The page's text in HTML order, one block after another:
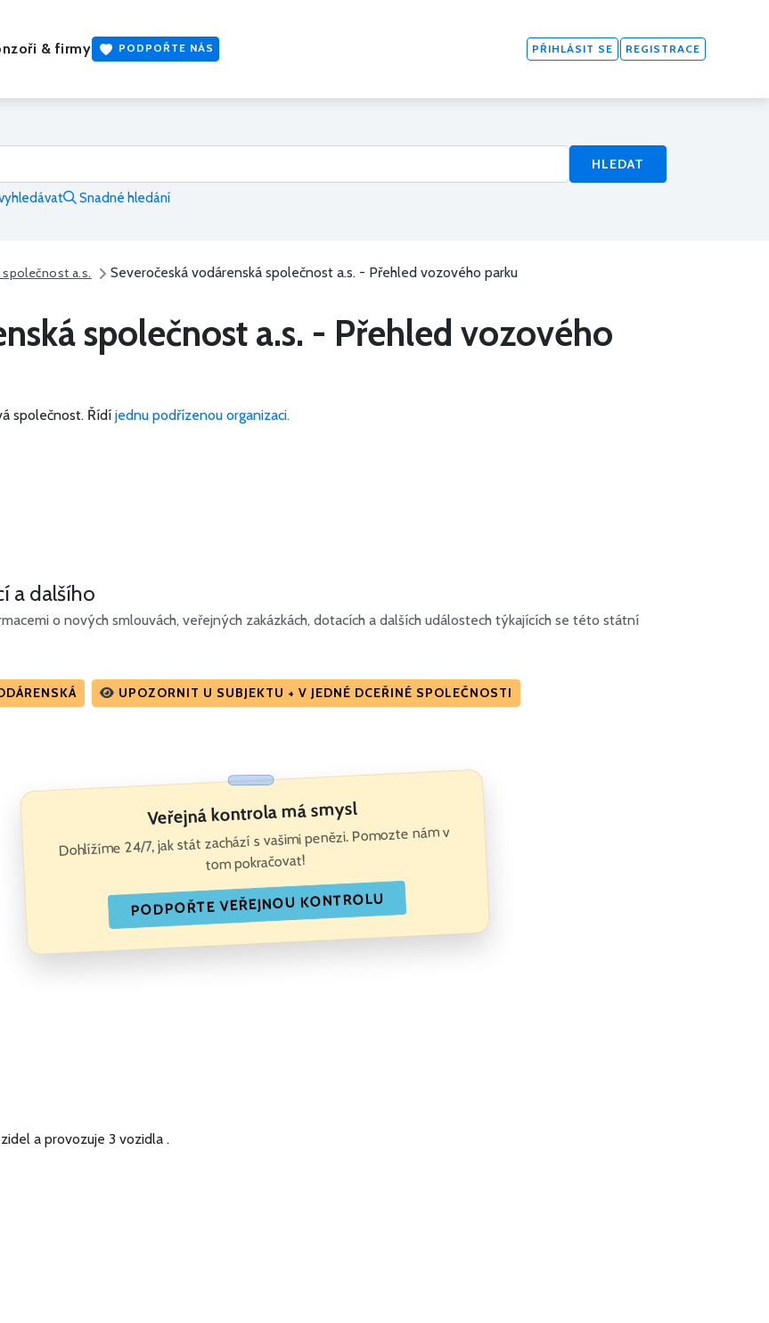
& firmy PODPOŘTE NÁS PŘIHLÁSIT SE REGISTRACE
HLEDAT
Snadné hledání
a.s. Severočeská vodárenská společnost a.s. - Přehled vozového parku
společnost a.s. - Přehled vozového
společnost. Řídí jednu podřízenou organizaci.
a dalšího
o nových smlouvách, veřejných zakázkách, dotacích a dalších událostech týkajících se této státní
UPOZORNIT U SUBJEKTU + V JEDNÉ DCEŘINÉ SPOLEČNOSTI
Veřejná kontrola má smysl
Dohlížíme 24/7, jak stát zachází s vašimi penězi. Pomozte nám v
tom pokračovat!
PODPOŘTE VEŘEJNOU KONTROLU
a provozuje 3 vozidla .